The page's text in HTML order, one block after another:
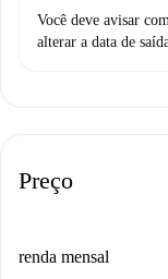
Você deve avisar
alterar a data de
Preço
renda mensal